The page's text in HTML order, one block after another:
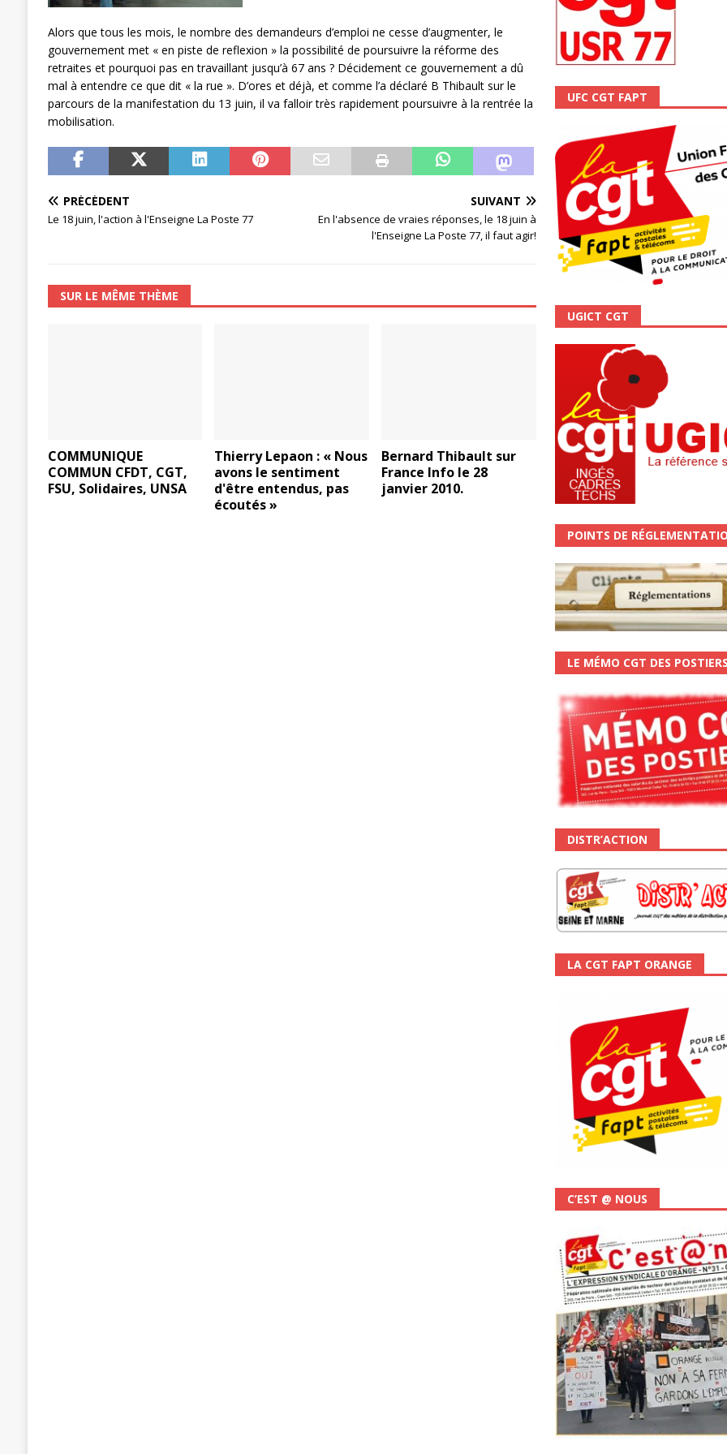
Alors que tous les mois, le nombre des demandeurs d’emploi ne cesse d’augmenter, le
gouvernement met « en piste de reflexion » la possibilité de poursuivre la réforme des
retraites et pourquoi pas en travaillant jusqu’à 67 ans ? Décidement ce gouvernement a dû
mal à entendre ce que dit « la rue ». D’ores et déjà, et comme l’a déclaré B Thibault sur le
parcours de la manifestation du 13 juin, il va falloir très rapidement poursuivre à la rentrée la
mobilisation.
PRÉCÉDENT
Le 18 juin, l'action à l'Enseigne La Poste 77
SUIVANT
En l'absence de vraies réponses, le 18 juin à
l'Enseigne La Poste 77, il faut agir!
SUR LE MÊME THÈME
COMMUNIQUE
COMMUN CFDT, CGT,
FSU, Solidaires, UNSA
Thierry Lepaon : « Nous
avons le sentiment
d'être entendus, pas
écoutés »
Bernard Thibault sur
France Info le 28
janvier 2010.
UFC CGT FAPT
UGICT CGT
POINTS DE
LE MÉMO CGT DES
DISTR’ACTION
LA CGT FAPT ORANGE
C’EST @ NOUS